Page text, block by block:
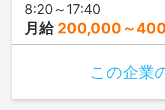
8:20～17:40
月給 200,000～400,000
この企業